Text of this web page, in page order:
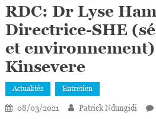
RDC: Dr Lyse
Directrice-SHE
et
Kinsevere
Actualités Entretien
08/03/2021 Patrick Ndungidi